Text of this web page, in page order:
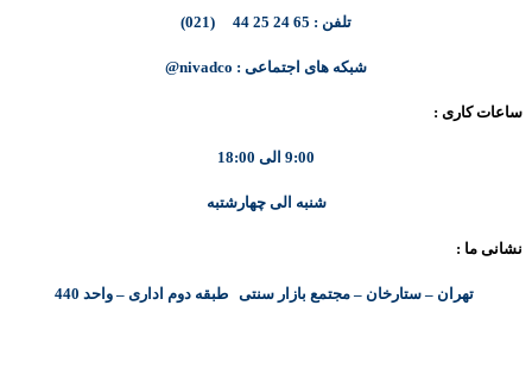
تلفن : 65 24 25 44 (021)
شبکه های اجتماعی : nivadco@
ساعات کاری :
9:00 الی 18:00
شنبه الی چهارشتبه
نشانی ما :
تهران – ستارخان – مجتمع بازار سنتی طبقه دوم اداری – واحد 440